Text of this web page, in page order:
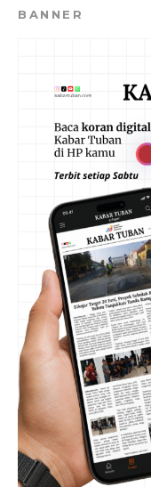
BANNER